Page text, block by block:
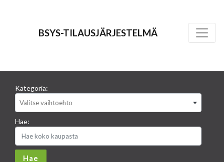
BSYS-TILAUSJÄRJESTELMÄ
Kategoria:
Valitse vaihtoehto
Hae: